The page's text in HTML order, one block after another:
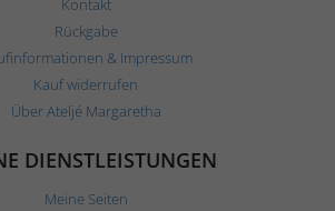
Kontakt
Rückgabe
& Impressum
Kauf widerrufen
Über Ateljé Margaretha
DIENSTLEISTUNGEN
Meine Seiten